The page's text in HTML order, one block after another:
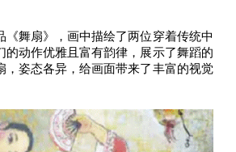
舞扇》，画中描绘了两位穿着传统中
的动作优雅且富有韵律，展示了舞蹈的
，姿态各异，给画面带来了丰富的视觉